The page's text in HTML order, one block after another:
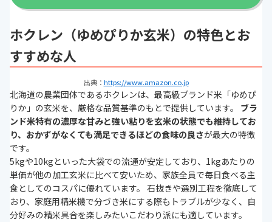
ホクレン（ゆめぴりか玄米）の特色とお
すすめな人
出典： https://www.amazon.co.jp
北海道の農業団体であるホクレンは、最高級ブランド米「ゆめぴ
りか」の玄米を、厳格な品質基準のもとで提供しています。 ブラ
ンド米特有の濃厚な甘みと強い粘りを玄米の状態でも維持してお
り、おかずがなくても満足できるほどの食味の良さが最大の特徴
です。
5kgや10kgといった大袋での流通が安定しており、1kgあたりの
単価が他の加工玄米に比べて安いため、家族全員で毎日食べる主
食としてのコスパに優れています。 石抜きや選別工程を徹底して
おり、家庭用精米機で分づき米にする際もトラブルが少なく、自
分好みの精米具合を楽しみたいこだわり派にも適しています。